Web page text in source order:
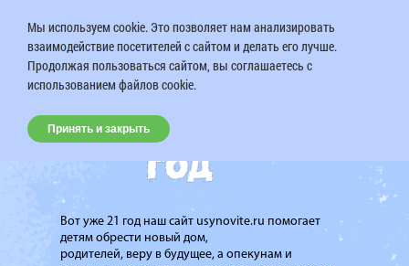
Вот уже 21 год наш сайт usynovite.ru помогает
детям обрести новый дом,
родителей, веру в будущее, а опекунам и
Мы используем cookie. Это позволяет нам анализировать
взаимодействие посетителей с сайтом и делать его лучше.
Продолжая пользоваться сайтом, вы соглашаетесь с
использованием файлов cookie.
Принять и закрыть